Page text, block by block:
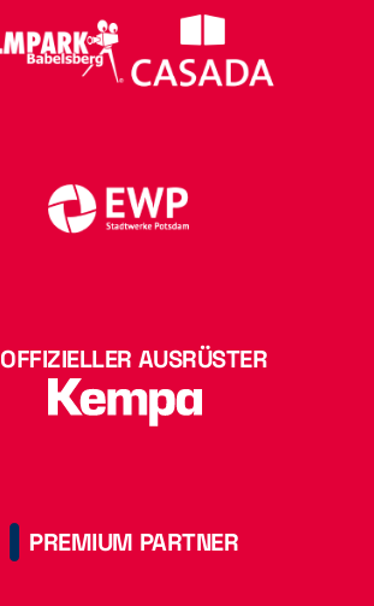
OFFIZIELLER AUSRÜSTER
PREMIUM PARTNER